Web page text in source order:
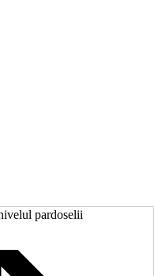
pardoselii